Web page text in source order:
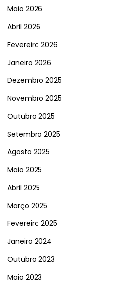
Maio 2026
Abril 2026
Fevereiro 2026
Janeiro 2026
Dezembro 2025
Novembro 2025
Outubro 2025
Setembro 2025
Agosto 2025
Maio 2025
Abril 2025
Março 2025
Fevereiro 2025
Janeiro 2024
Outubro 2023
Maio 2023